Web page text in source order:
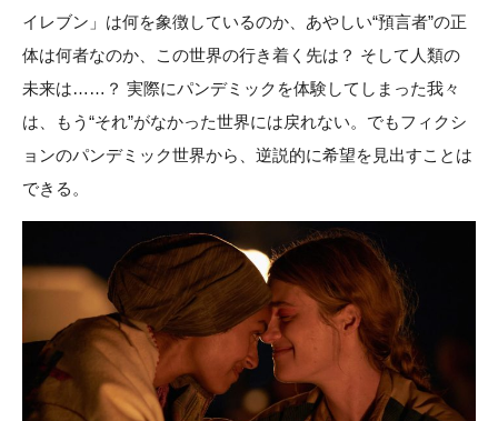
イレブン」は何を象徴しているのか、あやしい“預言者”の正
体は何者なのか、この世界の行き着く先は？ そして人類の
未来は……？ 実際にパンデミックを体験してしまった我々
は、もう“それ”がなかった世界には戻れない。でもフィクシ
ョンのパンデミック世界から、逆説的に希望を見出すことは
できる。